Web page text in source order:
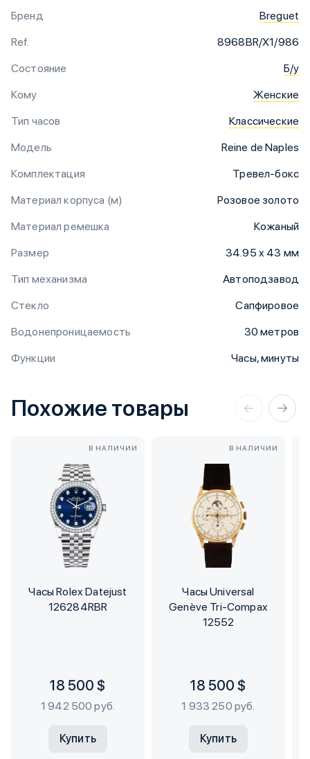
Бренд
Breguet
Ref.
8968BR/X1/986
Состояние
Б/у
Кому
Женские
Тип часов
Классические
Модель
Reine de Naples
Комплектация
Тревел-бокс
Материал корпуса (м)
Розовое золото
Материал ремешка
Кожаный
Размер
34.95 x 43 мм
Тип механизма
Автоподзавод
Стекло
Сапфировое
Водонепроницаемость
30 метров
Функции
Часы, минуты
Похожие товары
В НАЛИЧИИ
Часы Rolex Datejust
126284RBR
18 500 $
1 942 500 руб.
Купить
В НАЛИЧИИ
Часы Universal
Genève Tri-Compax
12552
18 500 $
1 933 250 руб.
Купить